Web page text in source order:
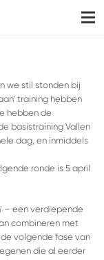
we stil stonden bij
training hebben
hebben de
basistraining Vallen
dag, en inmiddels
ronde is 5 april
– een verdiepende
combineren met
volgende fase van
die al eerder